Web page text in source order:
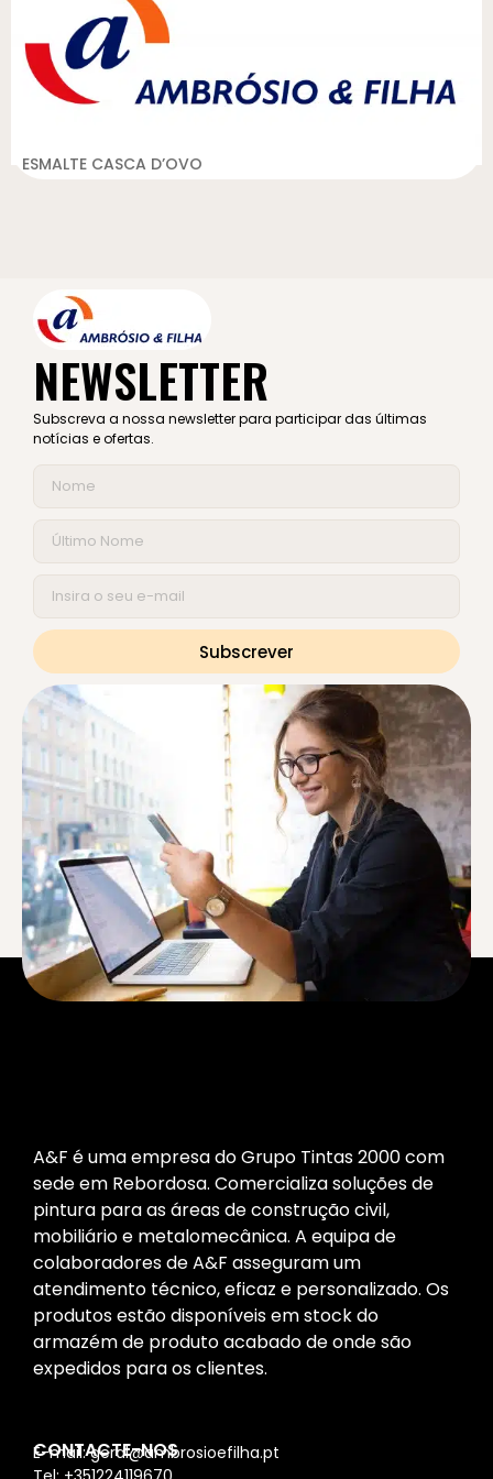
ESMALTE CASCA D’OVO
NEWSLETTER
Subscreva a nossa newsletter para participar das últimas
notícias e ofertas.
Subscrever
A&F é uma empresa do Grupo Tintas 2000 com
sede em Rebordosa. Comercializa soluções de
pintura para as áreas de construção civil,
mobiliário e metalomecânica. A equipa de
colaboradores de A&F asseguram um
atendimento técnico, eficaz e personalizado. Os
produtos estão disponíveis em stock do
armazém de produto acabado de onde são
expedidos para os clientes.
CONTACTE-NOS
E-mail: geral@ambrosioefilha.pt